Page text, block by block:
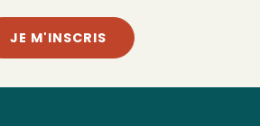
JE M'INSCRIS